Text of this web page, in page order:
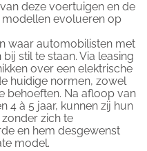
deze voertuigen en de
evolueren op
waar automobilisten met
stil te staan. Via leasing
over een elektrische
huidige normen, zowel
behoeften. Na afloop van
4 à 5 jaar, kunnen zij hun
zich te
en hem desgewenst
model.